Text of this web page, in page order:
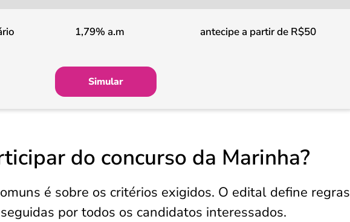
1,79% a.m antecipe a partir de R$50
Simular
do concurso da Marinha?
é sobre os critérios exigidos. O edital define regras
por todos os candidatos interessados.